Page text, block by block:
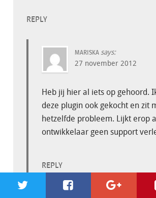
REPLY
MARISKA says:
27 november 2012
Heb jij hier al iets op gehoord.
deze plugin ook gekocht en zit
hetzelfde probleem. Lijkt erop
ontwikkelaar geen support
REPLY